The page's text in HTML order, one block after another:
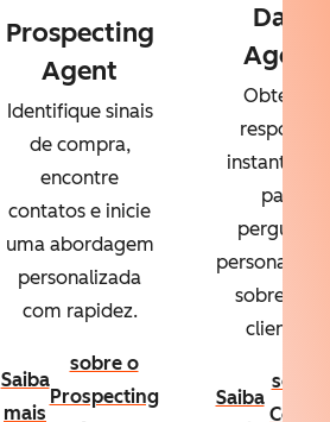
Prospecting
Agent
Identifique sinais
de compra,
encontre
contatos e inicie
uma abordagem
personalizada
com rapidez.
Saiba
mais
sobre o
Prospecting
Data
Agent
Obtenha
respostas
para
perguntas
sobre seus
clientes.
Saiba
sobre